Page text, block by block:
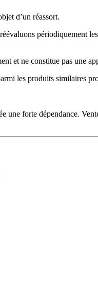
d’un réassort.
périodiquement
et ne constitue pas une
les produits similaires
une forte dépendance.